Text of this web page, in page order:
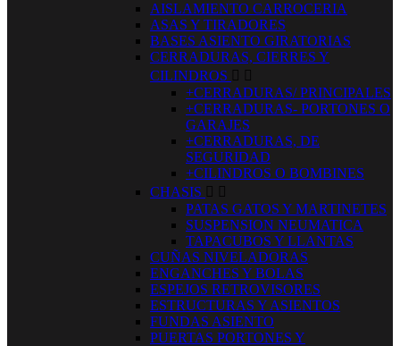
AISLAMIENTO CARROCERIA
ASAS Y TIRADORES
BASES ASIENTO GIRATORIAS
CERRADURAS, CIERRES Y
CILINDROS  
+CERRADURAS/ PRINCIPALES
+CERRADURAS- PORTONES O
GARAJES
+CERRADURAS, DE
SEGURIDAD
+CILINDROS O BOMBINES
CHASIS  
PATAS GATOS Y MARTINETES
SUSPENSION NEUMATICA
TAPACUBOS Y LLANTAS
CUÑAS NIVELADORAS
ENGANCHES Y BOLAS
ESPEJOS RETROVISORES
ESTRUCTURAS Y ASIENTOS
FUNDAS ASIENTO
PUERTAS PORTONES Y